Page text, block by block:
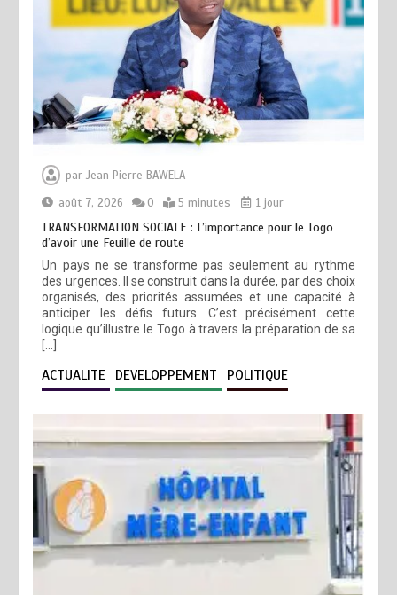
parJean Pierre BAWELA
août 7, 2026
0 5 minutes 1 jour
TRANSFORMATION SOCIALE : L’importance pour le Togo
d’avoir une Feuille de route
Un pays ne se transforme pas seulement au rythme
des urgences. Il se construit dans la durée, par des choix
organisés, des priorités assumées et une capacité à
anticiper les défis futurs. C’est précisément cette
logique qu’illustre le Togo à travers la préparation de sa
[…]
ACTUALITE DEVELOPPEMENT POLITIQUE